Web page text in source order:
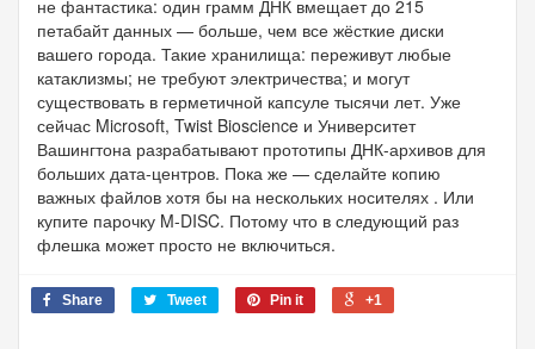
не фантастика: один грамм ДНК вмещает до 215
петабайт данных — больше, чем все жёсткие диски
вашего города. Такие хранилища: переживут любые
катаклизмы; не требуют электричества; и могут
существовать в герметичной капсуле тысячи лет. Уже
сейчас Microsoft, Twist Bioscience и Университет
Вашингтона разрабатывают прототипы ДНК-архивов для
больших дата-центров. Пока же — сделайте копию
важных файлов хотя бы на нескольких носителях . Или
купите парочку M-DISC. Потому что в следующий раз
флешка может просто не включиться.
Share Tweet Pin it +1